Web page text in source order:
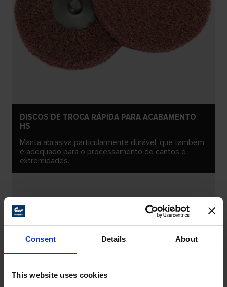
Consent Details About
This website uses cookies
DISCOS DE TROCA RÁPIDA PARA ACABAMENTO
HS
Manta abrasiva particularmente durável, que também
é adequado para o processamento de cantos e
extremidades.